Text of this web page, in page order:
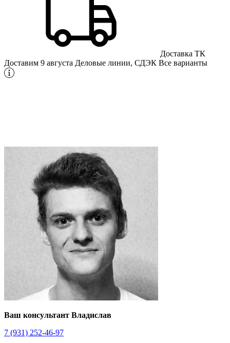
Доставка ТК
Доставим 9 августа Деловые линии, СДЭК Все варианты
Ваш консультант Владислав
7 (931) 252-46-97